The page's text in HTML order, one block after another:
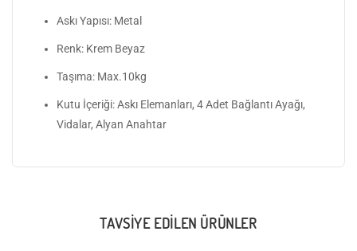
Askı Yapısı: Metal
Renk: Krem Beyaz
Taşıma: Max.10kg
Kutu İçeriği: Askı Elemanları, 4 Adet Bağlantı Ayağı,
Vidalar, Alyan Anahtar
TAVSIYE EDILEN ÜRÜNLER